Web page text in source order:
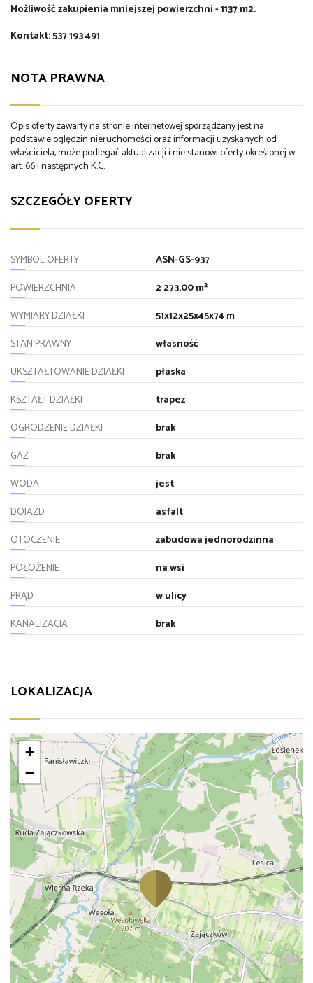
Możliwość zakupienia mniejszej powierzchni - 1137 m2.
Kontakt: 537 193 491
NOTA PRAWNA
Opis oferty zawarty na stronie internetowej sporządzany jest na
podstawie oględzin nieruchomości oraz informacji uzyskanych od
właściciela, może podlegać aktualizacji i nie stanowi oferty określonej w
art. 66 i następnych K.C.
SZCZEGÓŁY OFERTY
SYMBOL OFERTY
ASN-GS-937
POWIERZCHNIA
2 273,00 m²
WYMIARY DZIAŁKI
51x12x25x45x74 m
STAN PRAWNY
własność
UKSZTAŁTOWANIE DZIAŁKI
płaska
KSZTAŁT DZIAŁKI
trapez
OGRODZENIE DZIAŁKI
brak
GAZ
brak
WODA
jest
DOJAZD
asfalt
OTOCZENIE
zabudowa jednorodzinna
POŁOŻENIE
na wsi
PRĄD
w ulicy
KANALIZACJA
brak
LOKALIZACJA
+
−